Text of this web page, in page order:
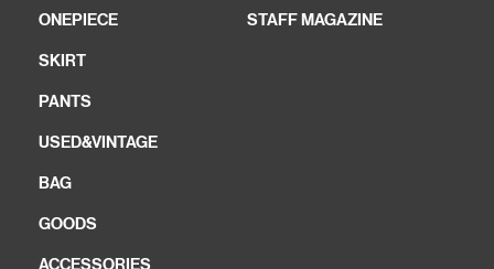
ONEPIECE
SKIRT
PANTS
USED&VINTAGE
BAG
GOODS
ACCESSORIES
STAFF MAGAZINE